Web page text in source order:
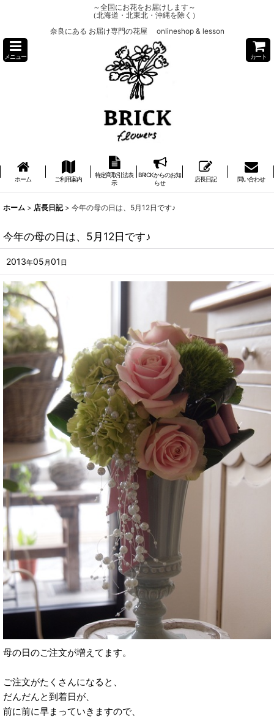
～全国にお花をお届けします～
（北海道・北東北・沖縄を除く）
奈良にある お届け専門の花屋 onlineshop & lesson
メニュー カート
ホーム ご利用案内
特定商取引法表
示
BRICKからのお知
らせ
店長日記 問い合わせ
ホーム > 店長日記 > 今年の母の日は、5月12日です♪
今年の母の日は、5月12日です♪
2013年05 月 01 日
母の日のご注文が増えてます。
ご注文がたくさんになると、
だんだんと到着日が、
前に前に早まっていきますので、